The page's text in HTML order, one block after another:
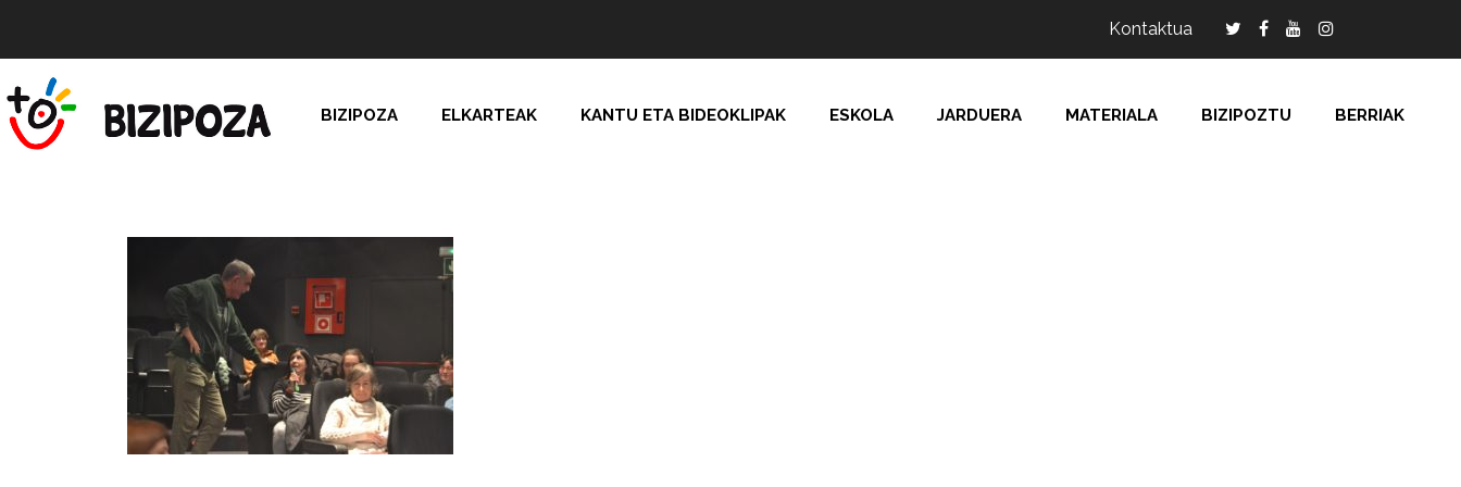
Kontaktua
BIZIPOZA ELKARTEAK KANTU ETA BIDEOKLIPAK ESKOLA JARDUERA MATERIALA BIZIPOZTU BERRIAK